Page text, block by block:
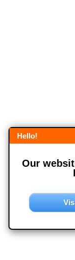
Hello!
Our